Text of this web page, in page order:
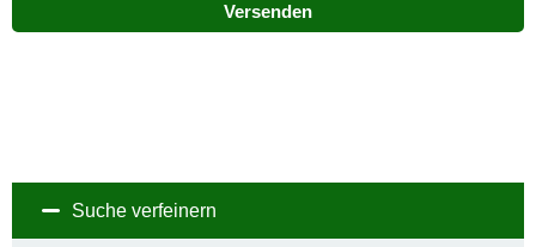
Versenden
Suche verfeinern